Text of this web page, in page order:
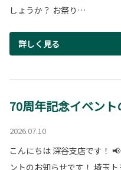
しょうか？ お祭り…
詳しく見る
70周年記念イベン
2026.07.10
こんにちは 深谷支店です！
ントのお知らせです！ 埼玉